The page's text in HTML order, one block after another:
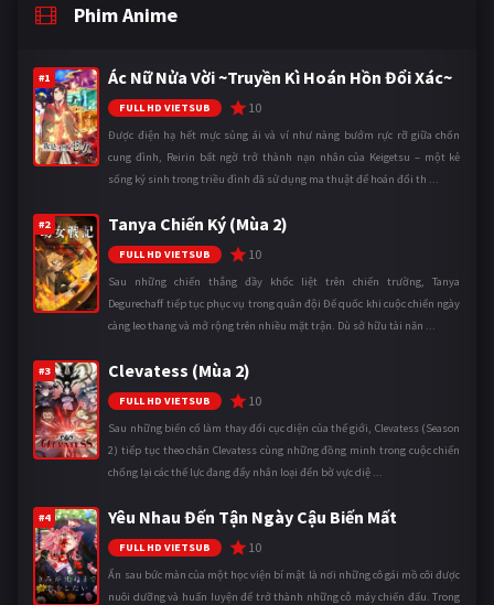
Phim Anime
#1 Ác Nữ Nửa Vời ~Truyền Kì Hoán Hồn Đổi Xác~
FULL HD VIETSUB 10
Được điện hạ hết mực sủng ái và ví như nàng bướm rực rỡ giữa chốn
cung đình, Reirin bất ngờ trở thành nạn nhân của Keigetsu – một kẻ
sống ký sinh trong triều đình đã sử dụng ma thuật để hoán đổi th ...
#2 Tanya Chiến Ký (Mùa 2)
FULL HD VIETSUB 10
Sau những chiến thắng đầy khốc liệt trên chiến trường, Tanya
Degurechaff tiếp tục phục vụ trong quân đội Đế quốc khi cuộc chiến ngày
càng leo thang và mở rộng trên nhiều mặt trận. Dù sở hữu tài năn ...
#3 Clevatess (Mùa 2)
FULL HD VIETSUB 10
Sau những biến cố làm thay đổi cục diện của thế giới, Clevatess (Season
2) tiếp tục theo chân Clevatess cùng những đồng minh trong cuộc chiến
chống lại các thế lực đang đẩy nhân loại đến bờ vực diệ ...
#4 Yêu Nhau Đến Tận Ngày Cậu Biến Mất
FULL HD VIETSUB 10
Ẩn sau bức màn của một học viện bí mật là nơi những cô gái mồ côi được
nuôi dưỡng và huấn luyện để trở thành những cỗ máy chiến đấu. Trong